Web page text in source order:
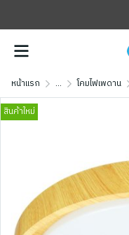
หน้าแรก ... โคมไฟเพดาน
สินค้าใหม่